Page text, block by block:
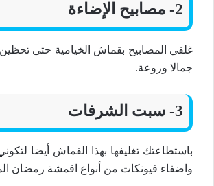
2- مصابيح الإضاءة
غلفي المصابيح بقماش الخيامية حتى
جمالا وروعة.
3- سبت الشرفات
باستطاعتك تغليفها بهذا القماش أيضا
واضفاء فيونكات من أنواع اقمشة رمضان